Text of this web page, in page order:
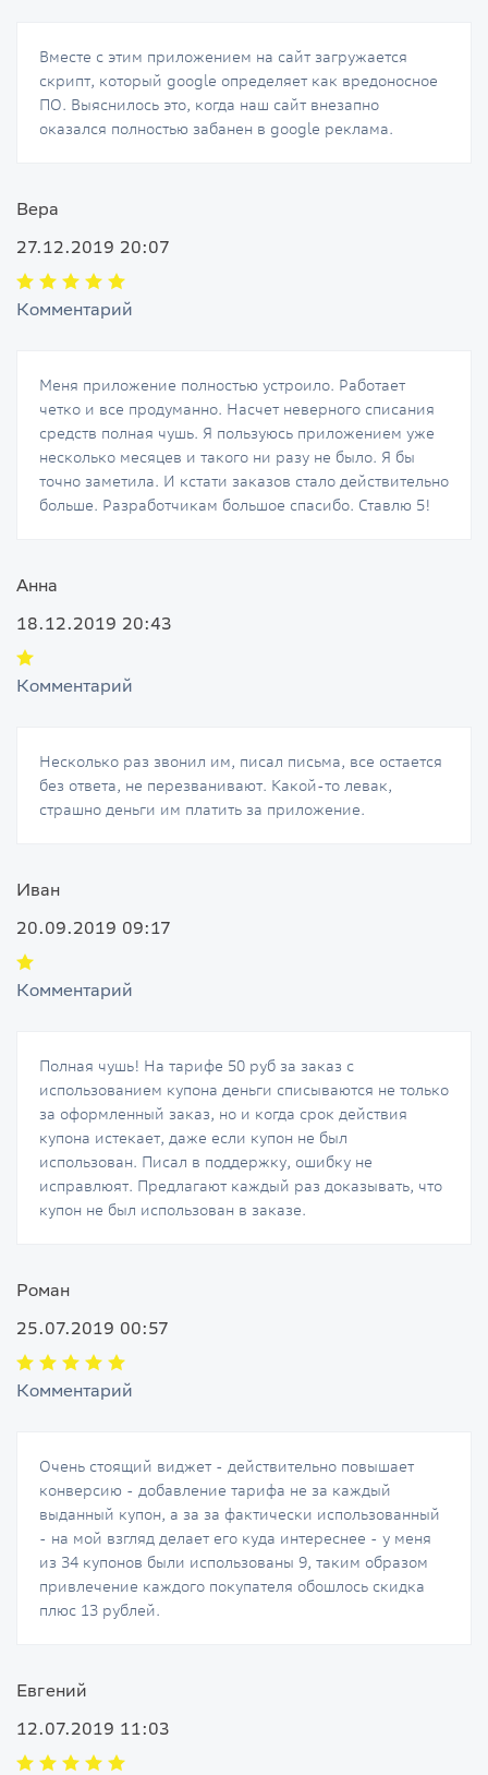
Вместе с этим приложением на сайт загружается
скрипт, который google определяет как вредоносное
ПО. Выяснилось это, когда наш сайт внезапно
оказался полностью забанен в google реклама.
Вера
27.12.2019 20:07
Комментарий
Меня приложение полностью устроило. Работает
четко и все продуманно. Насчет неверного списания
средств полная чушь. Я пользуюсь приложением уже
несколько месяцев и такого ни разу не было. Я бы
точно заметила. И кстати заказов стало действительно
больше. Разработчикам большое спасибо. Ставлю 5!
Анна
18.12.2019 20:43
Комментарий
Несколько раз звонил им, писал письма, все остается
без ответа, не перезванивают. Какой-то левак,
страшно деньги им платить за приложение.
Иван
20.09.2019 09:17
Комментарий
Полная чушь! На тарифе 50 руб за заказ с
использованием купона деньги списываются не только
за оформленный заказ, но и когда срок действия
купона истекает, даже если купон не был
использован. Писал в поддержку, ошибку не
исправлюят. Предлагают каждый раз доказывать, что
купон не был использован в заказе.
Роман
25.07.2019 00:57
Комментарий
Очень стоящий виджет - действительно повышает
конверсию - добавление тарифа не за каждый
выданный купон, а за за фактически использованный
- на мой взгляд делает его куда интереснее - у меня
из 34 купонов были использованы 9, таким образом
привлечение каждого покупателя обошлось скидка
плюс 13 рублей.
Евгений
12.07.2019 11:03